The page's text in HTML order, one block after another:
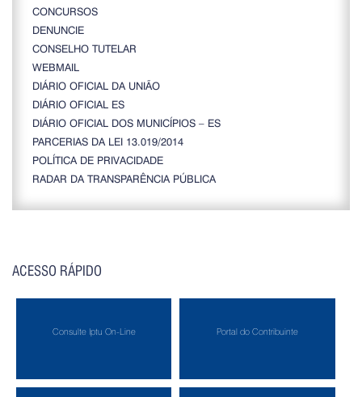
CONCURSOS
DENUNCIE
CONSELHO TUTELAR
WEBMAIL
DIÁRIO OFICIAL DA UNIÃO
DIÁRIO OFICIAL ES
DIÁRIO OFICIAL DOS MUNICÍPIOS – ES
PARCERIAS DA LEI 13.019/2014
POLÍTICA DE PRIVACIDADE
RADAR DA TRANSPARÊNCIA PÚBLICA
ACESSO RÁPIDO
Consulte Iptu On-Line Portal do Contribuinte